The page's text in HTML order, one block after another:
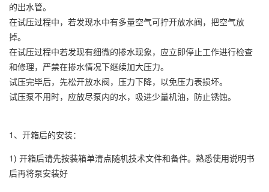
的出水管。
在试压过程中，若发现水中有多量空气可拧开放水阀，把空气放
掉。
在试压过程中若发现有细微的掺水现象，应立即停止工作进行检查
和修理，严禁在掺水情况下继续加大压力。
试压完毕后，先松开放水阀，压力下降，以免压力表损坏。
试压泵不用时，应放尽泵内的水，吸进少量机油，防止锈蚀。
1、开箱后的安装：
1) 开箱后请先按装箱单清点随机技术文件和备件。熟悉使用说明书
后再将泵安装好